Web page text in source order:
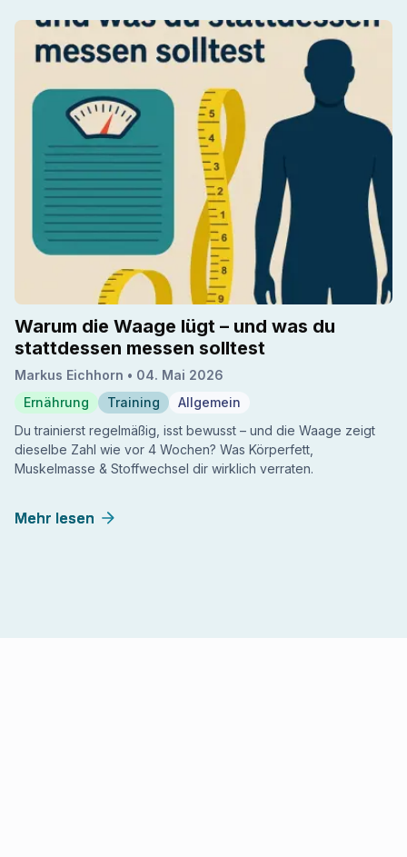
Warum die Waage lügt – und was du
stattdessen messen solltest
Markus Eichhorn • 04. Mai 2026
Ernährung
Training
Allgemein
Du trainierst regelmäßig, isst bewusst – und die Waage zeigt
dieselbe Zahl wie vor 4 Wochen? Was Körperfett,
Muskelmasse & Stoffwechsel dir wirklich verraten.
Mehr lesen